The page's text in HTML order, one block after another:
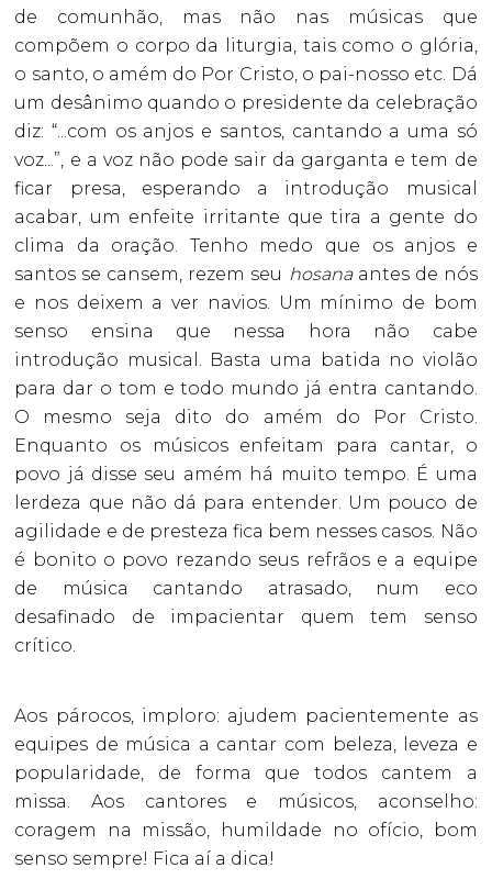
de comunhão, mas não nas músicas que
compõem o corpo da liturgia, tais como o glória,
o santo, o amém do Por Cristo, o pai-nosso etc. Dá
um desânimo quando o presidente da celebração
diz: “...com os anjos e santos, cantando a uma só
voz...”, e a voz não pode sair da garganta e tem de
ficar presa, esperando a introdução musical
acabar, um enfeite irritante que tira a gente do
clima da oração. Tenho medo que os anjos e
santos se cansem, rezem seu hosanaantes de nós
e nos deixem a ver navios. Um mínimo de bom
senso ensina que nessa hora não cabe
introdução musical. Basta uma batida no violão
para dar o tom e todo mundo já entra cantando.
O mesmo seja dito do amém do Por Cristo.
Enquanto os músicos enfeitam para cantar, o
povo já disse seu amém há muito tempo. É uma
lerdeza que não dá para entender. Um pouco de
agilidade e de presteza fica bem nesses casos. Não
é bonito o povo rezando seus refrãos e a equipe
de música cantando atrasado, num eco
desafinado de impacientar quem tem senso
crítico.
Aos párocos, imploro: ajudem pacientemente as
equipes de música a cantar com beleza, leveza e
popularidade, de forma que todos cantem a
missa. Aos cantores e músicos, aconselho:
coragem na missão, humildade no ofício, bom
senso sempre! Fica aí a dica!